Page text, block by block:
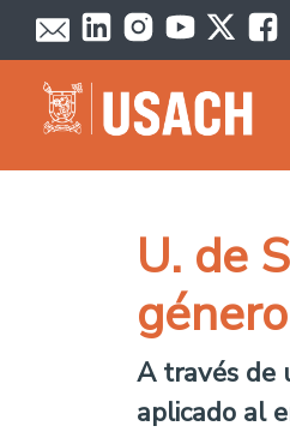
Passar para o conteúdo principal
U. de
A través de
aplicado al